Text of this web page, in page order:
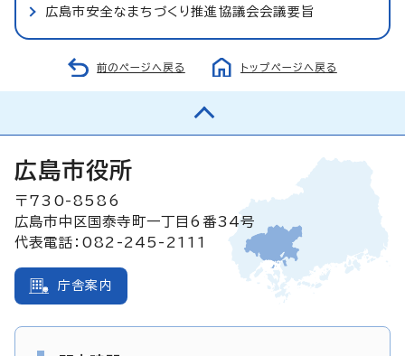
広島市安全なまちづくり推進協議会会議要旨
前のページへ戻る トップページへ戻る
広島市役所
〒730-8586
広島市中区国泰寺町一丁目6番34号
代表電話：082-245-2111
庁舎案内